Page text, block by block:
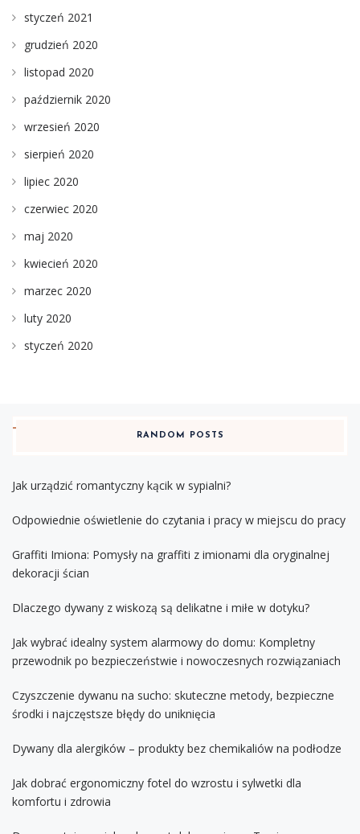
styczeń 2021
grudzień 2020
listopad 2020
październik 2020
wrzesień 2020
sierpień 2020
lipiec 2020
czerwiec 2020
maj 2020
kwiecień 2020
marzec 2020
luty 2020
styczeń 2020
RANDOM POSTS
Jak urządzić romantyczny kącik w sypialni?
Odpowiednie oświetlenie do czytania i pracy w miejscu do pracy
Graffiti Imiona: Pomysły na graffiti z imionami dla oryginalnej
dekoracji ścian
Dlaczego dywany z wiskozą są delikatne i miłe w dotyku?
Jak wybrać idealny system alarmowy do domu: Kompletny
przewodnik po bezpieczeństwie i nowoczesnych rozwiązaniach
Czyszczenie dywanu na sucho: skuteczne metody, bezpieczne
środki i najczęstsze błędy do uniknięcia
Dywany dla alergików – produkty bez chemikaliów na podłodze
Jak dobrać ergonomiczny fotel do wzrostu i sylwetki dla
komfortu i zdrowia